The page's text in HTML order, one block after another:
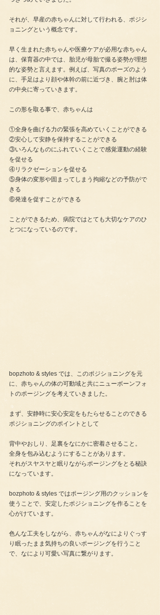
それが、早産の赤ちゃんに対して行われる、ポジシ
ョニングという概念です。
早く生まれた赤ちゃんや医療ケアが必用な赤ちゃん
は、保育器の中では、胎児が母胎で撮る姿勢が理想
的な姿勢と言えます。例えば、写真のポーズのよう
に、手足はより顔や体幹の前に近づき、腕と肘は体
の中央に寄っていきます。
この形を取る事で、赤ちゃんは
①全身を曲げる力の緊張を高めていくことができる
②安心して安静を保持することができる
③いろんなものにふれていくことで感覚運動の経験
を促せる
④リラクゼーションを促せる
⑤身体の変形や固まってしまう拘縮などの予防がで
きる
⑥発達を促すことができる
ことができるため、病院ではとても大切なケアのひ
とつになっているのです。
bopzhoto & styles では、このポジショニングを元
に、赤ちゃんの体の可動域と共にニューボーンフォ
トのポージングを考えていきました。
まず、安静時に安心安定をもたらせることのできる
ポジショニングのポイントとして
背中やおしり、足裏をなにかに密着させること。
全身を包み込むようにすることがあります。
それがスヤスヤと眠りながらポージングをとる秘訣
になっています。
bozphoto & styles ではポージング用のクッションを
使うことで、安定したポジショニングを作ることを
心がけています。
色んな工夫をしながら、赤ちゃんがなによりぐっす
り眠ったまま気持ちの良いポージングを行うこと
で、なにより可愛い写真に繋がります。